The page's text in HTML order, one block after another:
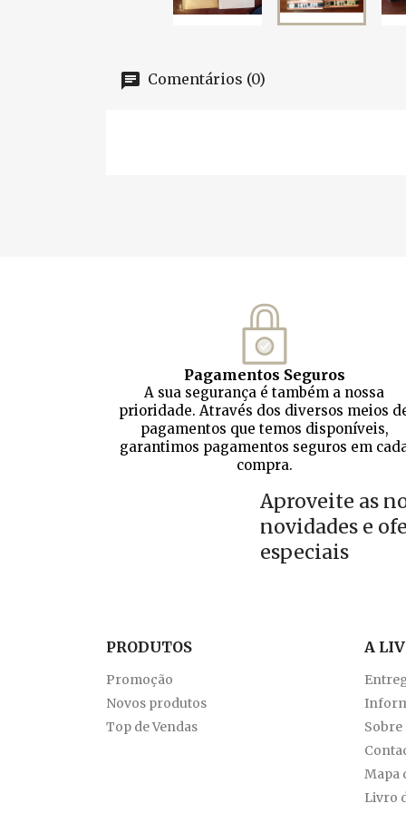
Comentários (0)
Pagamentos Seguros
A sua segurança é também a nossa
prioridade. Através dos diversos meios
pagamentos que temos disponíveis,
garantimos pagamentos seguros em
compra.
Aproveite as
novidades e
especiais
PRODUTOS
Promoção
Novos produtos
Top de Vendas
A
Sobre
Mapa
Livro